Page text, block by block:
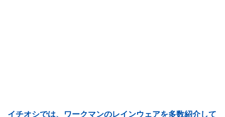
イチオシでは、ワークマンのレインウェアを多数紹介して